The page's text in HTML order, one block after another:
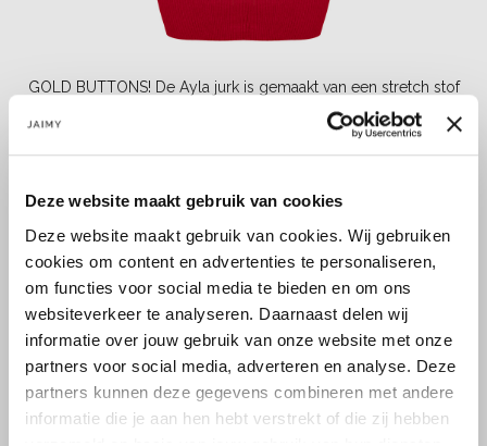
Deze website maakt gebruik van cookies
Deze website maakt gebruik van cookies. Wij gebruiken
cookies om content en advertenties te personaliseren,
om functies voor social media te bieden en om ons
websiteverkeer te analyseren. Daarnaast delen wij
informatie over jouw gebruik van onze website met onze
partners voor social media, adverteren en analyse. Deze
partners kunnen deze gegevens combineren met andere
informatie die je aan hen hebt verstrekt of die zij hebben
GOLD BUTTONS! De Ayla jurk is gemaakt van een stretch stof
waardoor hij heerlijk zit. De jurk heeft een col gecombineerd
Lees meer
Maat:
1SIZE
Toevoegen aan winkelwagen